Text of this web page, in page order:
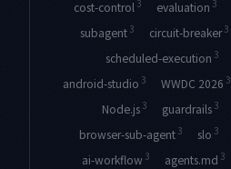
cost-control 3 evaluation 3
subagent 3 circuit-breaker 3
scheduled-execution 3
android-studio 3 WWDC 2026 3
Node.js 3 guardrails 3
browser-sub-agent 3 slo 3
ai-workflow 3 agents.md 3